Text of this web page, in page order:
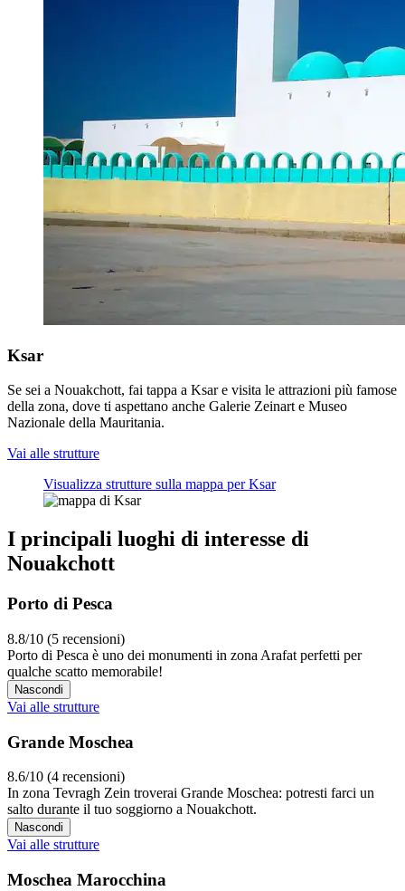
Ksar
Se sei a Nouakchott, fai tappa a Ksar e visita le attrazioni più famose
della zona, dove ti aspettano anche Galerie Zeinart e Museo
Nazionale della Mauritania.
Vai alle strutture
Visualizza strutture sulla mappa per Ksar
I principali luoghi di interesse di
Nouakchott
Porto di Pesca
8.8/10 (5 recensioni)
Porto di Pesca è uno dei monumenti in zona Arafat perfetti per
qualche scatto memorabile!
Nascondi
Vai alle strutture
Grande Moschea
8.6/10 (4 recensioni)
In zona Tevragh Zein troverai Grande Moschea: potresti farci un
salto durante il tuo soggiorno a Nouakchott.
Nascondi
Vai alle strutture
Moschea Marocchina